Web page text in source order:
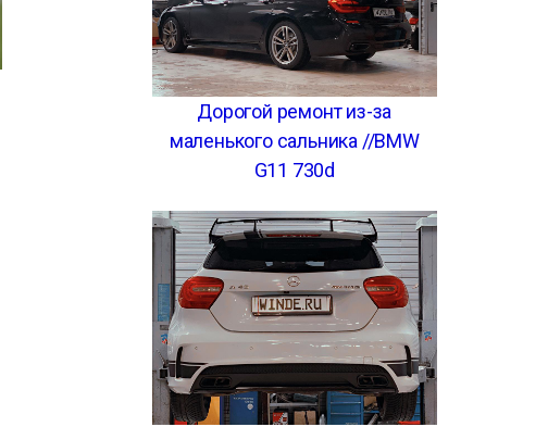
Дорогой ремонт из-за
маленького сальника //BMW
G11 730d